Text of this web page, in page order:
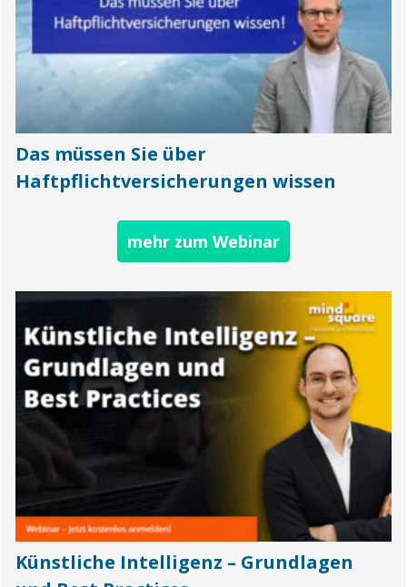
Das müssen Sie über
Haftpflichtversicherungen wissen
mehr zum Webinar
Künstliche Intelligenz – Grundlagen